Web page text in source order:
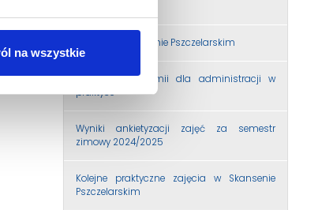
na wszystkie
Zajęcia w Skansenie Pszczelarskim
Podstawy ekonomii dla administracji w
praktyce
Wyniki ankietyzacji zajęć za semestr
zimowy 2024/2025
Kolejne praktyczne zajęcia w Skansenie
Pszczelarskim